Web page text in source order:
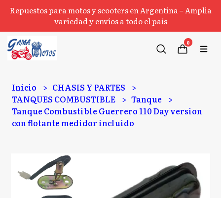
Repuestos para motos y scooters en Argentina – Amplia
variedad y envíos a todo el país
0
Inicio
CHASIS Y PARTES
TANQUES COMBUSTIBLE
Tanque
Tanque Combustible Guerrero 110 Day version
con flotante medidor incluido